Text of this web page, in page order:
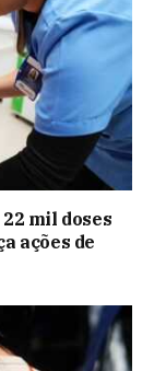
mil doses
ações de